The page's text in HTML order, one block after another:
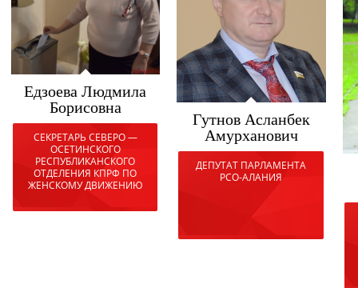
Едзоева Людмила
Борисовна
СЕКРЕТАРЬ СЕВЕРО —
ОСЕТИНСКОГО
РЕСПУБЛИКАНСКОГО
ОТДЕЛЕНИЯ КПРФ ПО
ЖЕНСКОМУ ДВИЖЕНИЮ
Гутнов Асланбек
Амурханович
ДЕПУТАТ ПАРЛАМЕНТА
РСО-АЛАНИЯ